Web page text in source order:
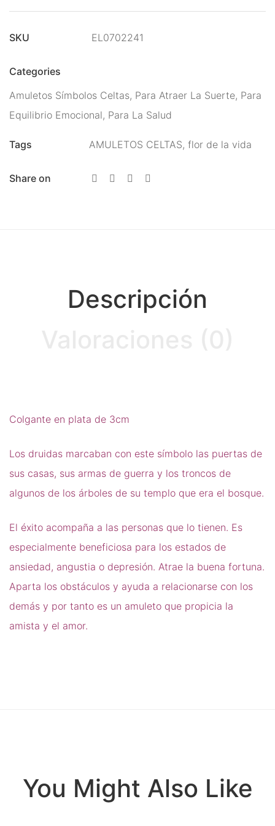
Energías
Para Protegerse Contra La
Cartas de Tarot
Runas de las Brujas
Zen y Feng Shui
SKU EL0702241
Categories
Amuletos Símbolos Celtas, Para Atraer La Suerte, Para
Equilibrio Emocional, Para La Salud
Tags AMULETOS CELTAS,flor de la vida
Share on
Descripción
Colgante en plata de 3cm
Los druidas marcaban con este símbolo las puertas de
sus casas, sus armas de guerra y los troncos de
algunos de los árboles de su templo que era el bosque.
El éxito acompaña a las personas que lo tienen. Es
especialmente beneficiosa para los estados de
ansiedad, angustia o depresión. Atrae la buena fortuna.
Aparta los obstáculos y ayuda a relacionarse con los
demás y por tanto es un amuleto que propicia la
amista y el amor.
You Might Also Like